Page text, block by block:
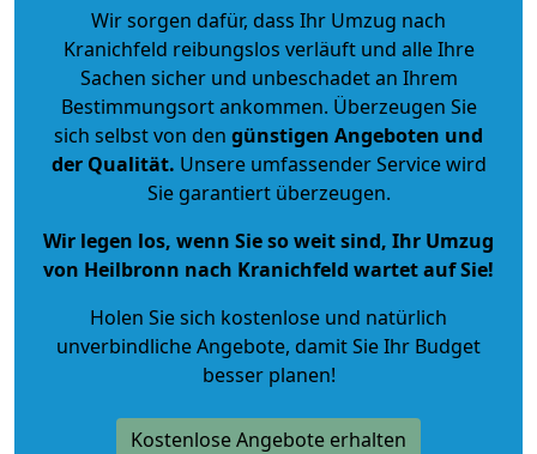
Wir sorgen dafür, dass Ihr Umzug nach
Kranichfeld reibungslos verläuft und alle Ihre
Sachen sicher und unbeschadet an Ihrem
Bestimmungsort ankommen. Überzeugen Sie
sich selbst von den günstigen Angeboten und
der Qualität. Unsere umfassender Service wird
Sie garantiert überzeugen.
Wir legen los, wenn Sie so weit sind, Ihr Umzug
von Heilbronn nach Kranichfeld wartet auf Sie!
Holen Sie sich kostenlose und natürlich
unverbindliche Angebote, damit Sie Ihr Budget
besser planen!
Kostenlose Angebote erhalten